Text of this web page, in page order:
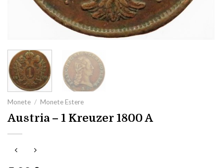
Monete / Monete Estere
Austria – 1 Kreuzer 1800 A